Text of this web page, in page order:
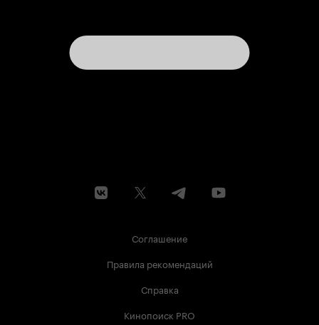
Соглашение
Правила рекомендаций
Справка
Кинопоиск PRO